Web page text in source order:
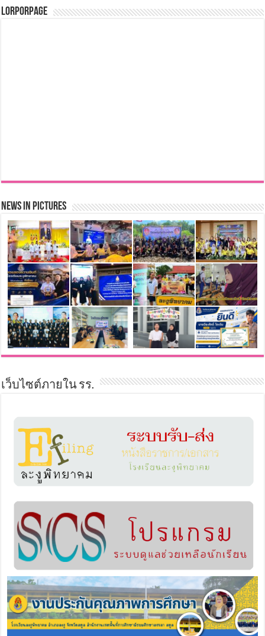
LorPorPage
News in Pictures
เว็บไซต์ภายใน รร.